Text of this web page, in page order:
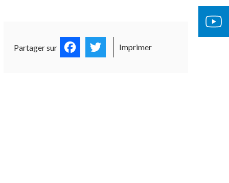
Partager sur FacebookTwitter
Imprimer